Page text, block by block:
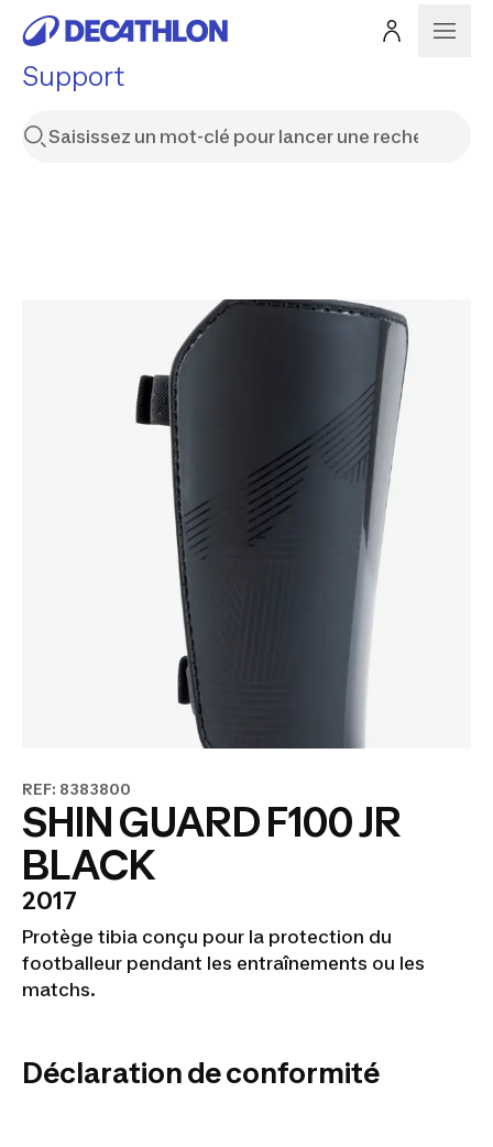
Support
REF: 8383800
SHIN GUARD F100 JR
BLACK
2017
Protège tibia conçu pour la protection du
footballeur pendant les entraînements ou les
matchs.
Déclaration de conformité